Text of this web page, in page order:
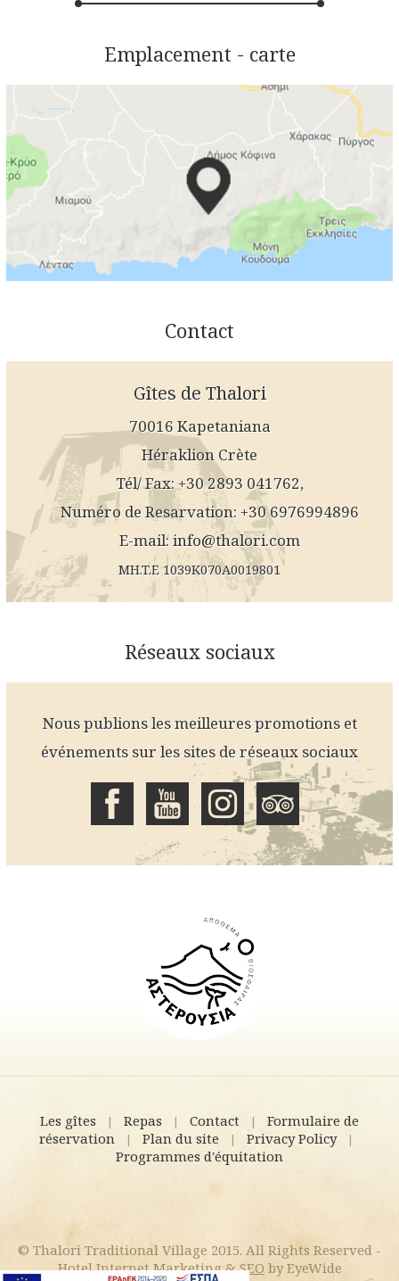
Emplacement - carte
Contact
Gîtes de Thalori
70016 Kapetaniana
Héraklion Crète
Tél/ Fax: +30 2893 041762,
Numéro de Resarvation: +30 6976994896
E-mail:info@thalori.com
MH.T.E 1039K070A0019801
Réseaux sociaux
Nous publions les meilleures promotions et
événements sur les sites de réseaux sociaux
Les gîtes | Repas | Contact |
Formulaire de
réservation
| Plan du site | Privacy Policy |
Programmes d'équitation
© Thalori Traditional Village 2015. All Rights Reserved -
Hotel Internet Marketing&SEO by EyeWide